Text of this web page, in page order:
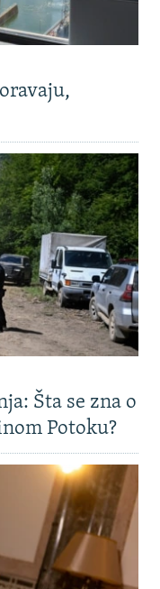
Šta se zna o
Potoku?